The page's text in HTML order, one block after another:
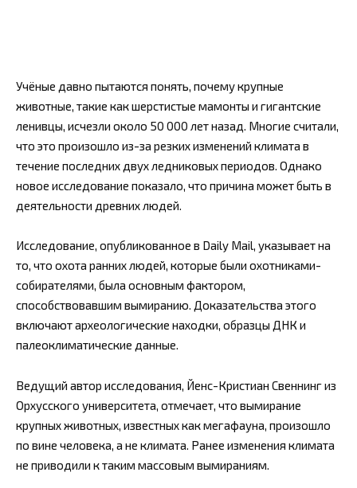
Учёные давно пытаются понять, почему крупные
животные, такие как шерстистые мамонты и гигантские
ленивцы, исчезли около 50 000 лет назад. Многие считали,
что это произошло из-за резких изменений климата в
течение последних двух ледниковых периодов. Однако
новое исследование показало, что причина может быть в
деятельности древних людей.
Исследование, опубликованное в Daily Mail, указывает на
то, что охота ранних людей, которые были охотниками-
собирателями, была основным фактором,
способствовавшим вымиранию. Доказательства этого
включают археологические находки, образцы ДНК и
палеоклиматические данные.
Ведущий автор исследования, Йенс-Кристиан Свеннинг из
Орхусского университета, отмечает, что вымирание
крупных животных, известных как мегафауна, произошло
по вине человека, а не климата. Ранее изменения климата
не приводили к таким массовым вымираниям.